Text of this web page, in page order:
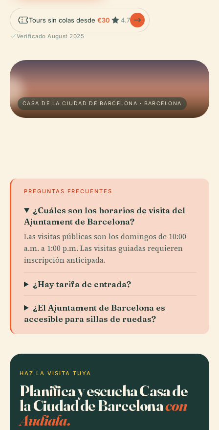
Tours sin colas desde €30 4.7
Verificado August 2025
CASA DE LA CIUDAD DE BARCELONA · BARCELONA
PREGUNTAS FRECUENTES
¿Cuáles son los horarios de visita del
Ajuntament de Barcelona?
Las visitas públicas son los domingos de 10:00
a.m. a 1:00 p.m. Las visitas guiadas requieren
inscripción anticipada.
¿Hay tarifa de entrada?
¿El Ajuntament de Barcelona es
accesible para sillas de ruedas?
HAZ LA VISITA TUYA
Planifica y escucha Casa de
la Ciudad de Barcelonacon
Audiala.